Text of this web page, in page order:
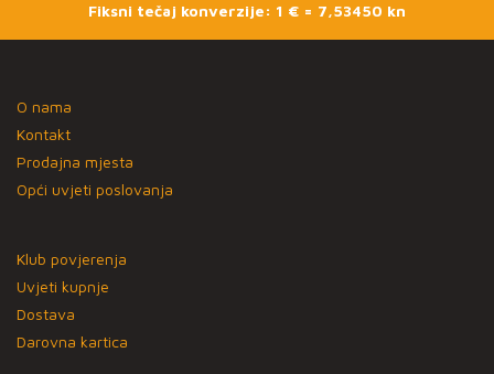
Fiksni tečaj konverzije: 1 € = 7,53450 kn
O nama
Kontakt
Prodajna mjesta
Opći uvjeti poslovanja
Klub povjerenja
Uvjeti kupnje
Dostava
Darovna kartica